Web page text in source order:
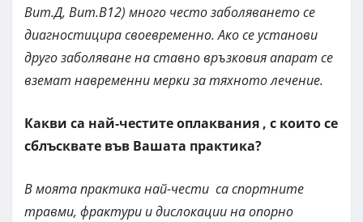
Вит.Д, Вит.B12) много често заболяването се
диагностицира своевременно. Ако се установи
друго заболяване на ставно връзковия апарат се
вземат навременни мерки за тяхното лечение.
Какви са най-честите оплаквания , с които се
сблъсквате във Вашата практика?
В моята практика най-чести са спортните
травми, фрактури и дислокации на опорно